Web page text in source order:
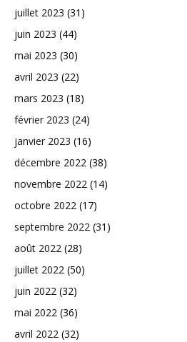
juillet 2023 (31)
juin 2023 (44)
mai 2023 (30)
avril 2023 (22)
mars 2023 (18)
février 2023 (24)
janvier 2023 (16)
décembre 2022 (38)
novembre 2022 (14)
octobre 2022 (17)
septembre 2022 (31)
août 2022 (28)
juillet 2022 (50)
juin 2022 (32)
mai 2022 (36)
avril 2022 (32)